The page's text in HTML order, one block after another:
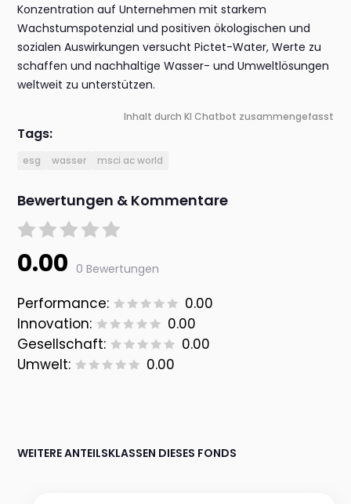
Konzentration auf Unternehmen mit starkem
Wachstumspotenzial und positiven ökologischen und
sozialen Auswirkungen versucht Pictet-Water, Werte zu
schaffen und nachhaltige Wasser- und Umweltlösungen
weltweit zu unterstützen.
Inhalt durch KI Chatbot zusammengefasst
Tags:
esg wasser msci ac world
Bewertungen & Kommentare
0.00 0 Bewertungen
Performance:
0.00
Innovation:
0.00
Gesellschaft:
0.00
Umwelt:
0.00
WEITERE ANTEILSKLASSEN DIESES FONDS